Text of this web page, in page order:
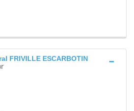
FRIVILLE ESCARBOTIN